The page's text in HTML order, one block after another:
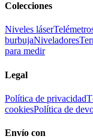
Colecciones
Niveles láser
burbujaNiveladores
para medir
Legal
Política de privacidad
cookiesPolítica de
Envío con